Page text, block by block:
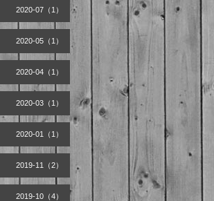
2020-07（1）
2020-05（1）
2020-04（1）
2020-03（1）
2020-01（1）
2019-11（2）
2019-10（4）